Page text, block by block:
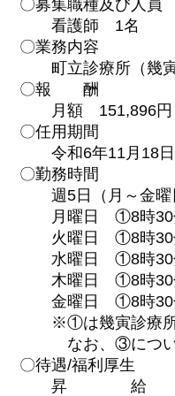
〇募集職種及び人員
看護師 1名
〇業務内容
町立診療所（幾寅
〇報 酬
月額 151,896円
〇任用期間
令和6年11月18日
〇勤務時間
週5日（月～金曜
月曜日 ①8時30
火曜日 ①8時30
水曜日 ①8時30
木曜日 ①8時30
金曜日 ①8時30
※①は幾寅診療所
なお、③について
〇待遇/福利厚生
昇 給 な